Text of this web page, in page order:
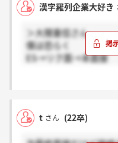
漢字羅列企業大好き
＞大隈重信さん
僕は恐らく
ES→リク面→本面接
ここの会社は選考プ
t さん (22卒)